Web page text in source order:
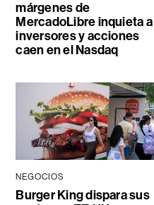
márgenes de
MercadoLibre inquieta a
inversores y acciones
caen en el Nasdaq
NEGOCIOS
Burger King dispara sus